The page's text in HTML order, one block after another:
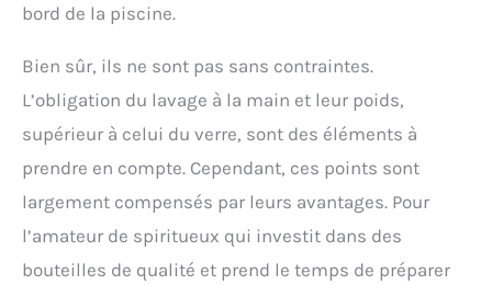
bord de la piscine.
Bien sûr, ils ne sont pas sans contraintes.
L’obligation du lavage à la main et leur poids,
supérieur à celui du verre, sont des éléments à
prendre en compte. Cependant, ces points sont
largement compensés par leurs avantages. Pour
l’amateur de spiritueux qui investit dans des
bouteilles de qualité et prend le temps de préparer